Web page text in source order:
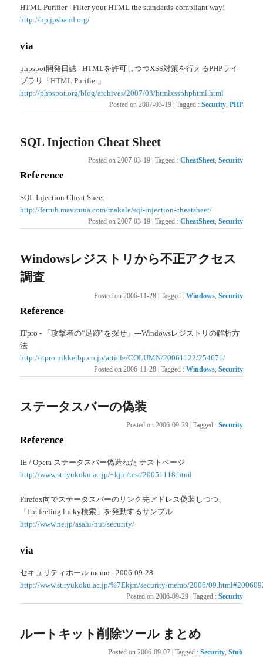
HTML Purifier - Filter your HTML the standards-compliant way!
http://hp.jpsband.org/
via
phpspot開発日誌 - HTMLを許可しつつXSS対策を行えるPHPライ
ブラリ「HTML Purifier」
http://phpspot.org/blog/archives/2007/03/htmlxssphphtml.html
Posted on 2007-03-19 | Tagged : Security, PHP
SQL Injection Cheat Sheet
Posted on 2007-03-19 Tagged : CheatSheet, Security
Reference
SQL Injection Cheat Sheet
http://ferruh.mavituna.com/makale/sql-injection-cheatsheet/
Posted on 2007-03-19 Tagged : CheatSheet, Security
Windowsレジストリから不正アクセス
調査
Posted on 2006-11-28 | Tagged : Windows, Security
Reference
ITpro - 「攻撃者の“足跡”を探せ」---Windowsレジストリの解析方
法
http://itpro.nikkeibp.co.jp/article/COLUMN/20061122/254671/
Posted on 2006-11-28 | Tagged : Windows, Security
ステータスバーの偽装
Posted on 2006-09-29 Tagged : Security
Reference
IE / Opera ステータスバー偽造ねた テストページ
http://www.st.ryukoku.ac.jp/~kjm/test/20051118.html
Firefox向でステータスバーのリンク先アドレス偽装しつつ、
「I'm feeling lucky検索」を発動するサンプル
http://www.ne.jp/asahi/nut/security/
via
セキュリティホール memo - 2006-09-28
http://www.st.ryukoku.ac.jp/%7Ekjm/security/memo/2006/
Posted on 2006-09-29 | Tagged : Security
ルートキット削除ツール まとめ
Posted on 2006-09-07 Tagged : Security, Stub